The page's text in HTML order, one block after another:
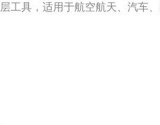
工具，适用于航空航天、汽车、